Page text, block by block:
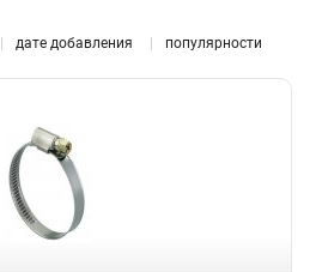
дате добавления популярности